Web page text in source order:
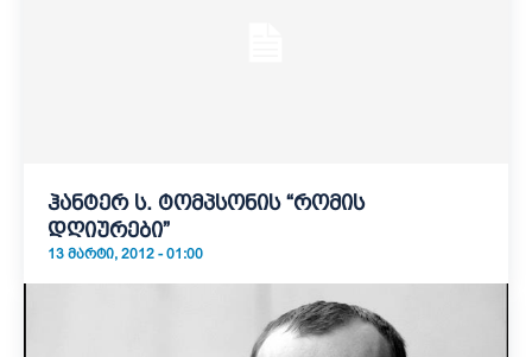
ჰანტერ ს. ტომპსონის “რომის
დღიურები”
13 ᲛᲐᲠᲢᲘ, 2012 - 01:00